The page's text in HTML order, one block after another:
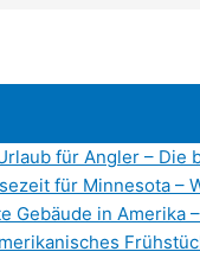
für Angler – Die
für Minnesota –
Gebäude in Amerika